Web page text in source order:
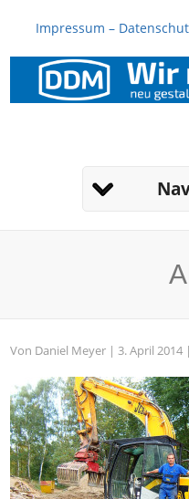
Impressum –
Von Daniel Meyer | 3. April 2014 |